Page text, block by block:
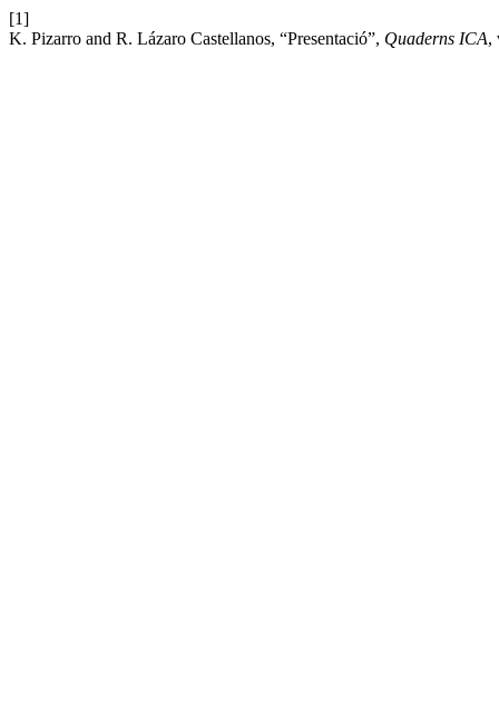
[1]
K. Pizarro and R. Lázaro Castellanos, “Presentació”, Quaderns ICA,